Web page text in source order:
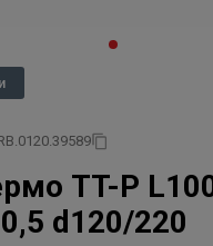
TT-P
d120/220